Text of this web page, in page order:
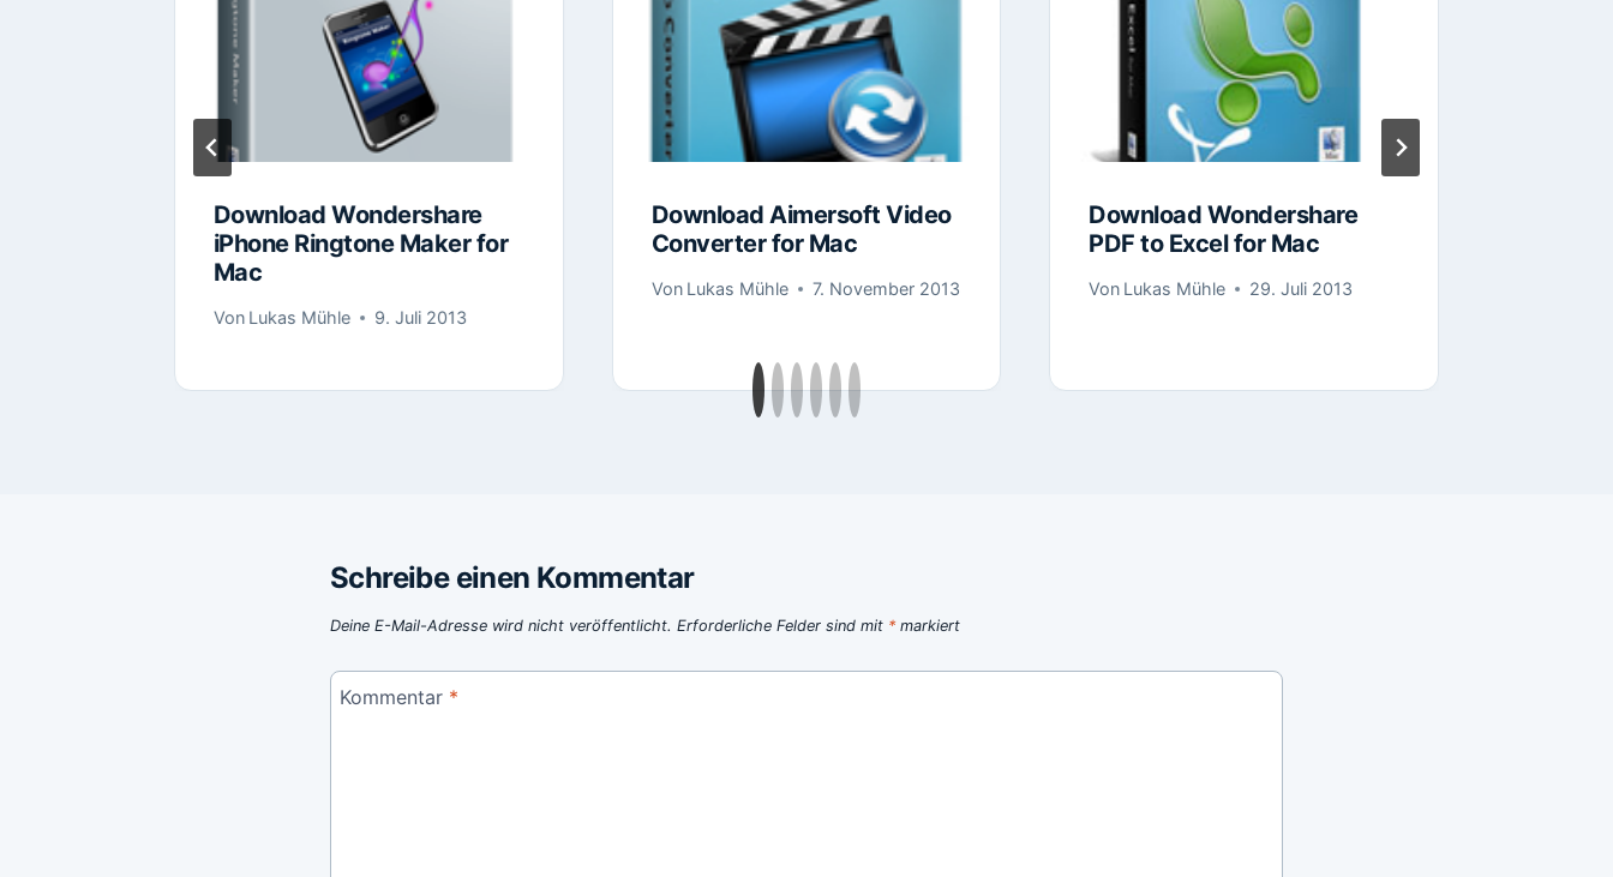
Download Wondershare
iPhone Ringtone Maker for
Mac
Von Lukas Mühle 9. Juli 2013
Download Aimersoft Video
Converter for Mac
Von Lukas Mühle 7. November 2013
Download Wondershare
PDF to Excel for Mac
Von Lukas Mühle 29. Juli 2013
Schreibe einen Kommentar
Deine E-Mail-Adresse wird nicht veröffentlicht. Erforderliche Felder sind mit *markiert
Kommentar *